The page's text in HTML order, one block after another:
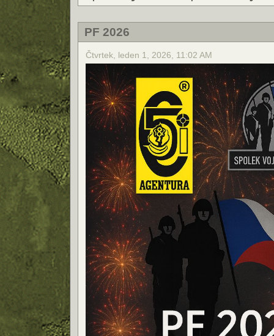
PF 2026
Čtvrtek, leden 1, 2026, 11:02 AM